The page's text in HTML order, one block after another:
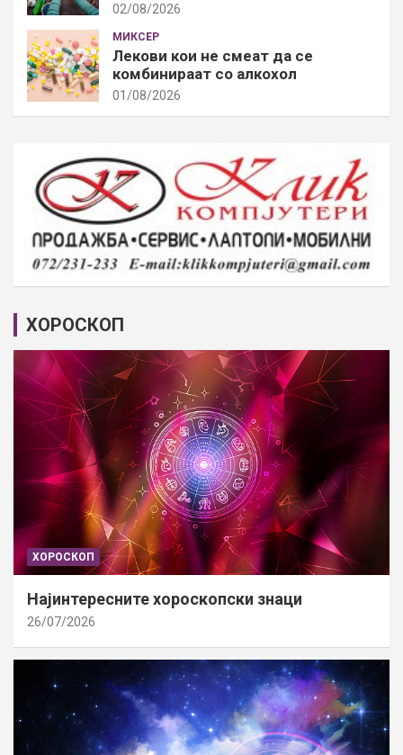
02/08/2026
МИКСЕР
Лекови кои не смеат да се
комбинираат со алкохол
01/08/2026
ХОРОСКОП
ХОРОСКОП
Најинтересните хороскопски знаци
26/07/2026